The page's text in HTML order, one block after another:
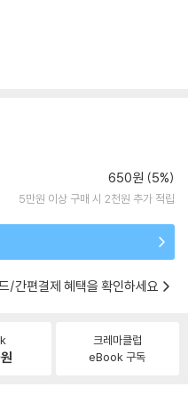
650원 (5%)
5만원 이상 구매 시 2천원 추가 적립
/간편결제 혜택을 확인하세요
원
크레마클럽
eBook 구독